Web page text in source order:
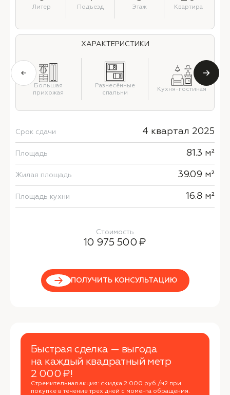
Литер Подъезд Этаж Квартира
ХАРАКТЕРИСТИКИ
Большая
прихожая
Разнесённые
спальни
Кухня-гостиная
Срок сдачи 4 квартал 2025
Площадь 81.3 м²
Жилая площадь 39.09 м²
Площадь кухни 16.8 м²
Стоимость
10 975 500 ₽
ПОЛУЧИТЬ КОНСУЛЬТАЦИЮ
Быстрая сделка — выгода
на каждый квадратный метр
2 000 ₽!
Стремительная акция: скидка 2 000 руб./м2 при
покупке в течение трех дней с момента обращения.